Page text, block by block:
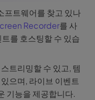
프트웨어를 찾고 있나
Recorder를 사
를 호스팅할 수 있습
트리밍할 수 있고, 템
으며, 라이브 이벤트
기능을 제공합니다.